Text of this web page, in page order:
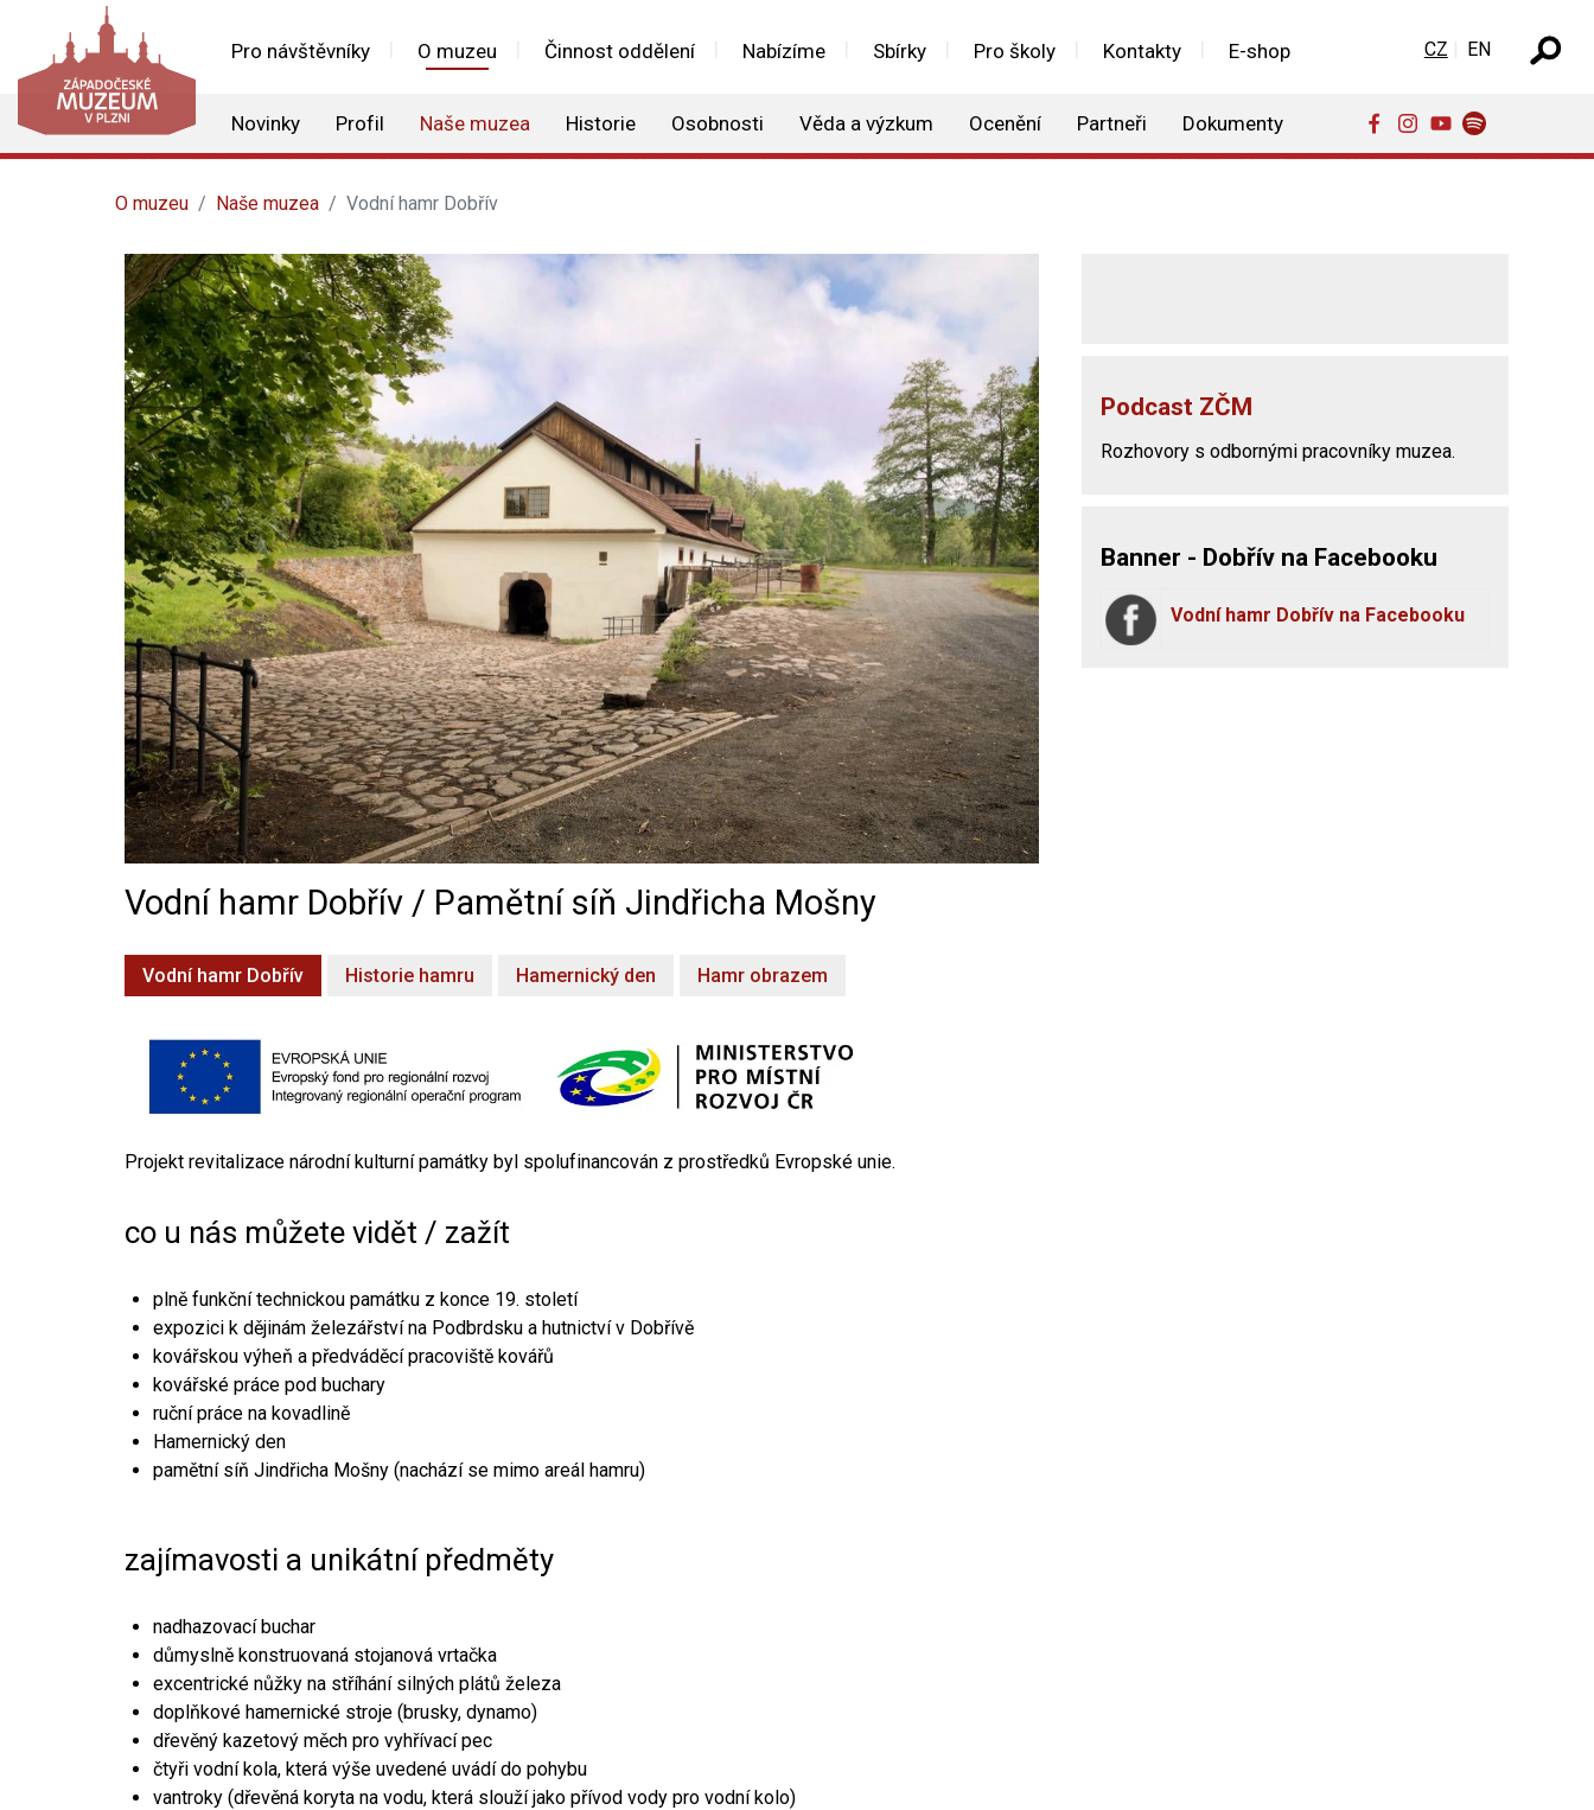
Pro návštěvníky O muzeu Činnost oddělení Nabízíme Sbírky Pro školy Kontakty E-shop
Novinky Profil Naše muzea Historie Osobnosti Věda a výzkum Ocenění Partneři Dokumenty
Zvolte jazyk
CZ EN
O muzeu Naše muzea Vodní hamr Dobřív
Vodní hamr Dobřív / Pamětní síň Jindřicha Mošny
Vodní hamr Dobřív Historie hamru Hamernický den Hamr obrazem
Projekt revitalizace národní kulturní památky byl spolufinancován z prostředků Evropské unie.
co u nás můžete vidět / zažít
plně funkční technickou památku z konce 19. století
expozici k dějinám železářství na Podbrdsku a hutnictví v Dobřívě
kovářskou výheň a předváděcí pracoviště kovářů
kovářské práce pod buchary
ruční práce na kovadlině
Hamernický den
pamětní síň Jindřicha Mošny (nachází se mimo areál hamru)
zajímavosti a unikátní předměty
nadhazovací buchar
důmyslně konstruovaná stojanová vrtačka
excentrické nůžky na stříhání silných plátů železa
doplňkové hamernické stroje (brusky, dynamo)
dřevěný kazetový měch pro vyhřívací pec
čtyři vodní kola, která výše uvedené uvádí do pohybu
vantroky (dřevěná koryta na vodu, která slouží jako přívod vody pro vodní kolo)
Podcast ZČM
Rozhovory s odbornými pracovníky muzea.
Banner - Dobřív na Facebooku
Vodní hamr Dobřív na Facebooku